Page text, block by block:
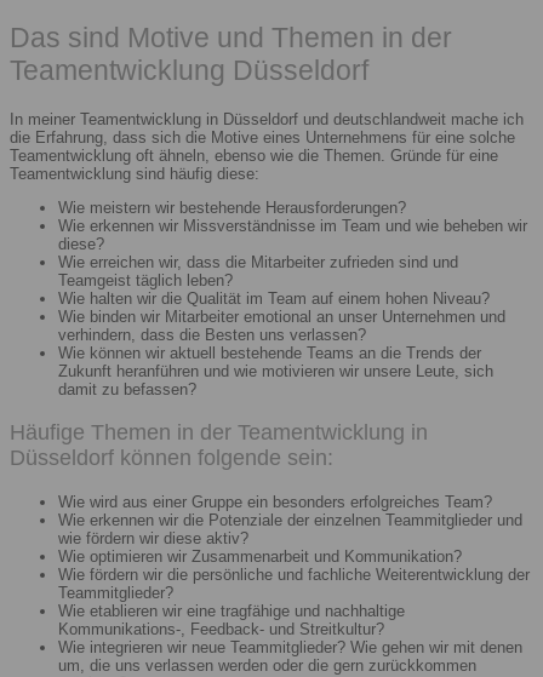
Das sind Motive und Themen in der
Teamentwicklung Düsseldorf
In meiner Teamentwicklung in Düsseldorf und deutschlandweit mache ich
die Erfahrung, dass sich die Motive eines Unternehmens für eine solche
Teamentwicklung oft ähneln, ebenso wie die Themen. Gründe für eine
Teamentwicklung sind häufig diese:
Wie meistern wir bestehende Herausforderungen?
Wie erkennen wir Missverständnisse im Team und wie beheben wir
diese?
Wie erreichen wir, dass die Mitarbeiter zufrieden sind und
Teamgeist täglich leben?
Wie halten wir die Qualität im Team auf einem hohen Niveau?
Wie binden wir Mitarbeiter emotional an unser Unternehmen und
verhindern, dass die Besten uns verlassen?
Wie können wir aktuell bestehende Teams an die Trends der
Zukunft heranführen und wie motivieren wir unsere Leute, sich
damit zu befassen?
Häufige Themen in der Teamentwicklung in
Düsseldorf können folgende sein:
Wie wird aus einer Gruppe ein besonders erfolgreiches Team?
Wie erkennen wir die Potenziale der einzelnen Teammitglieder und
wie fördern wir diese aktiv?
Wie optimieren wir Zusammenarbeit und Kommunikation?
Wie fördern wir die persönliche und fachliche Weiterentwicklung der
Teammitglieder?
Wie etablieren wir eine tragfähige und nachhaltige
Kommunikations-, Feedback- und Streitkultur?
Wie integrieren wir neue Teammitglieder? Wie gehen wir mit denen
um, die uns verlassen werden oder die gern zurückkommen